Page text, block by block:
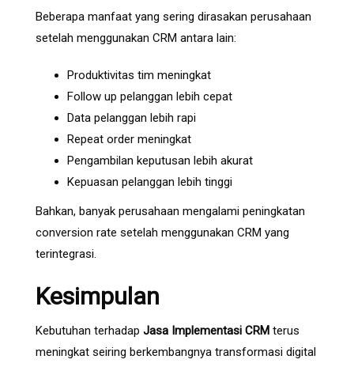
Beberapa manfaat yang sering dirasakan perusahaan
setelah menggunakan CRM antara lain:
Produktivitas tim meningkat
Follow up pelanggan lebih cepat
Data pelanggan lebih rapi
Repeat order meningkat
Pengambilan keputusan lebih akurat
Kepuasan pelanggan lebih tinggi
Bahkan, banyak perusahaan mengalami peningkatan
conversion rate setelah menggunakan CRM yang
terintegrasi.
Kesimpulan
Kebutuhan terhadap Jasa Implementasi CRM terus
meningkat seiring berkembangnya transformasi digital